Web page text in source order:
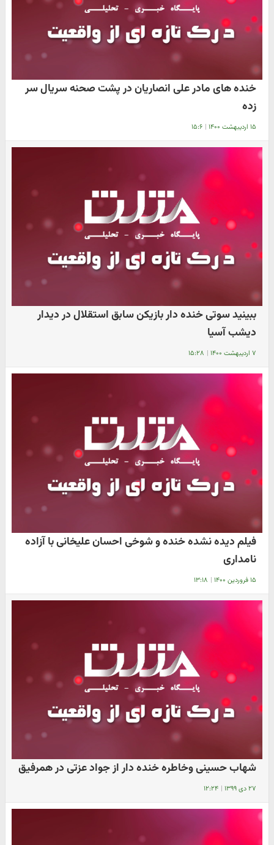
خنده های مادر علی انصاریان در پشت صحنه سریال سر
زده
۱۵ اردیبهشت ۱۴۰۰ | ۱۵:۶
ببینید سوتی خنده دار بازیکن سابق استقلال در دیدار
دیشب آسیا
۷ اردیبهشت ۱۴۰۰ | ۱۵:۲۸
فیلم دیده نشده خنده و شوخی احسان علیخانی با آزاده
نامداری
۱۵ فروردین ۱۴۰۰ | ۱۳:۱۸
شهاب حسینی وخاطره خنده دار از جواد عزتی در همرفیق
۲۷ دی ۱۳۹۹ | ۱۲:۲۴